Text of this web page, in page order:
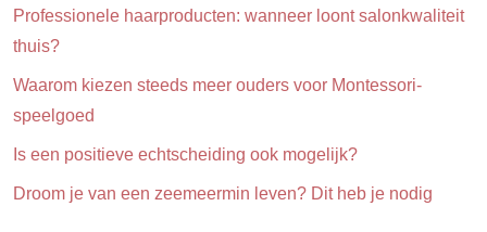
Professionele haarproducten: wanneer loont salonkwaliteit
thuis?
Waarom kiezen steeds meer ouders voor Montessori-
speelgoed
Is een positieve echtscheiding ook mogelijk?
Droom je van een zeemeermin leven? Dit heb je nodig